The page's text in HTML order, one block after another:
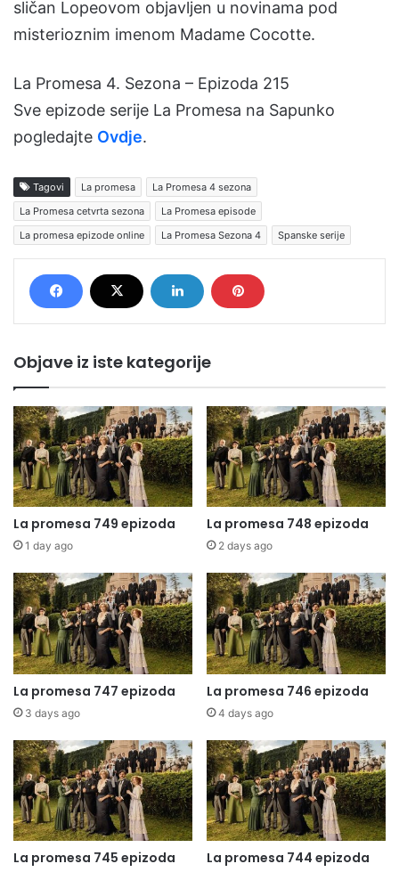
sličan Lopeovom objavljen u novinama pod
misterioznim imenom Madame Cocotte.
La Promesa 4. Sezona – Epizoda 215
Sve epizode serije La Promesa na Sapunko
pogledajte Ovdje.
Tagovi La promesa
La Promesa 4 sezona
La Promesa cetvrta sezona
La Promesa episode
La promesa epizode online
La Promesa Sezona 4 Spanske serije
Objave iz iste kategorije
La promesa 749 epizoda
1 day ago
La promesa 748 epizoda
2 days ago
La promesa 747 epizoda
3 days ago
La promesa 746 epizoda
4 days ago
La promesa 745 epizoda La promesa 744 epizoda